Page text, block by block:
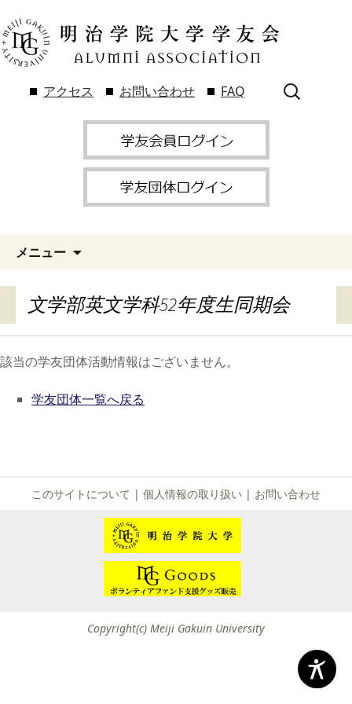
アクセス お問い合わせ FAQ
検
索:
メニュー
文学部英文学科52年度生同期会
該当の学友団体活動情報はございません。
学友団体一覧へ戻る
このサイトについて | 個人情報の取り扱い | お問い合わせ
Copyright(c) Meiji Gakuin University